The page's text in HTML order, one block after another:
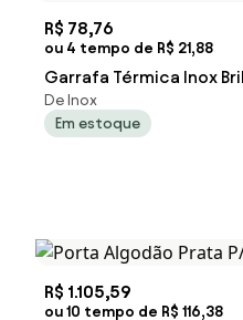
R$ 78,76
ou 4 tempo de R$ 21,88
Garrafa Térmica Inox
Cachorro Musical Arco
De Inox
Em estoque
R$ 1.105,59
ou 10 tempo de R$ 116,38